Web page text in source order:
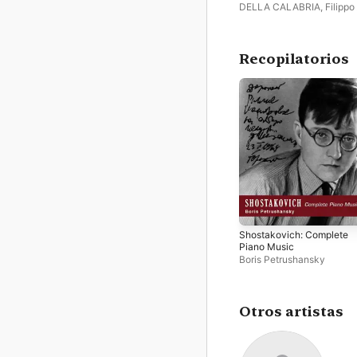
DELLA CALABRIA Filippo
Recopilatorios
Shostakovich: Complete
Piano Music
Boris Petrushansky
Otros artistas